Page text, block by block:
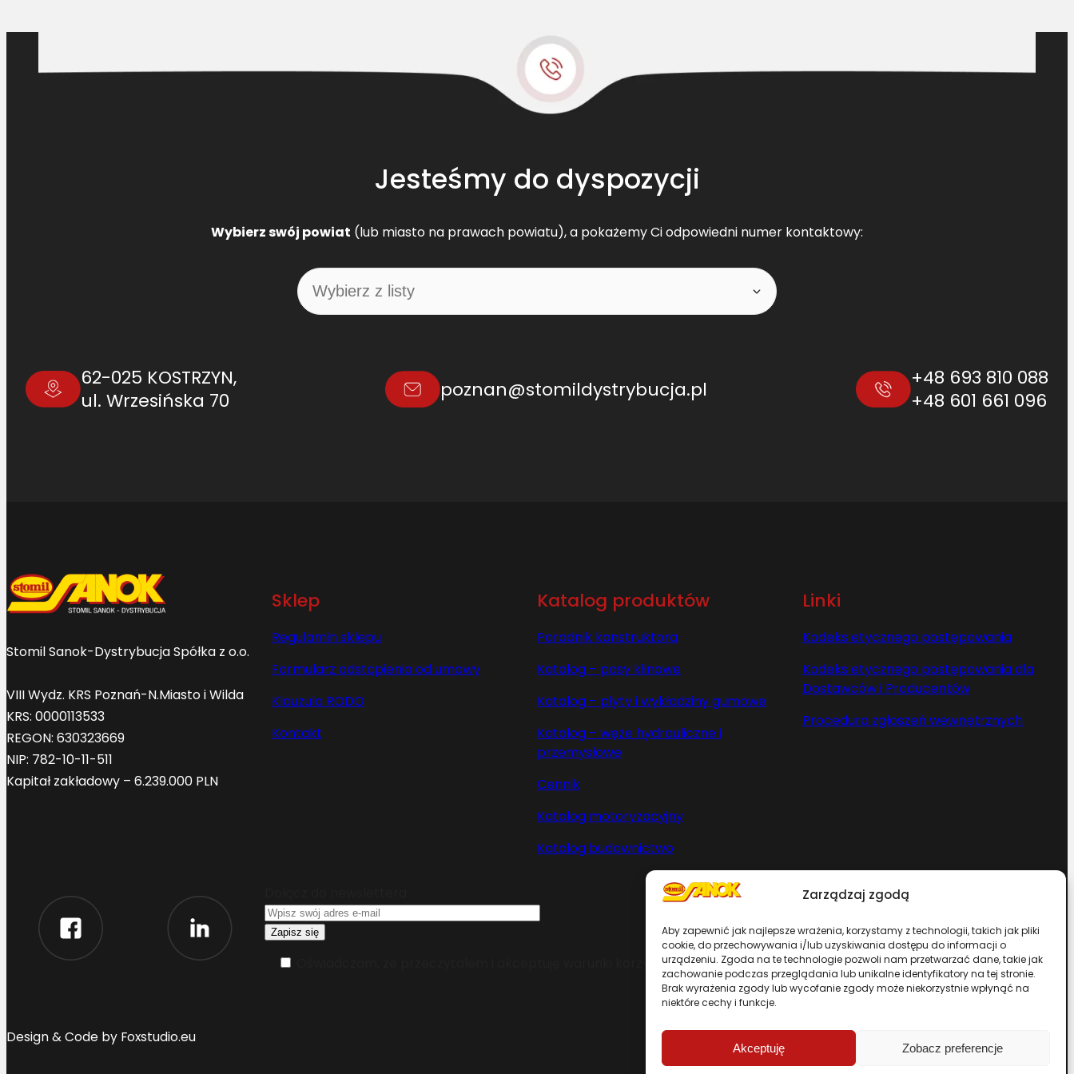
Zarządzaj zgodą
Aby zapewnić jak najlepsze wrażenia, korzystamy z technologii, takich jak pliki
cookie, do przechowywania i/lub uzyskiwania dostępu do informacji o
urządzeniu. Zgoda na te technologie pozwoli nam przetwarzać dane, takie jak
zachowanie podczas przeglądania lub unikalne identyfikatory na tej stronie.
Brak wyrażenia zgody lub wycofanie zgody może niekorzystnie wpłynąć na
niektóre cechy i funkcje.
Akceptuję Zobacz preferencje
a
n
y
L
5
0
Jesteśmy do dyspozycji
Wybierz swój powiat (lub miasto na prawach powiatu), a pokażemy Ci odpowiedni numer kontaktowy:
62-025 KOSTRZYN,
ul. Wrzesińska 70
poznan@stomildystrybucja.pl
+48 693 810 088
+48 601 661 096
Stomil Sanok-Dystrybucja Spółka z o.o.
VIII Wydz. KRS Poznań-N.Miasto i Wilda
KRS: 0000113533
REGON: 630323669
NIP: 782-10-11-511
Kapitał zakładowy – 6.239.000 PLN
Sklep
Regulamin sklepu
Formularz odstąpienia od umowy
Klauzula RODO
Kontakt
Katalog produktów
Poradnik konstruktora
Katalog – pasy klinowe
Katalog – płyty i wykładziny gumowe
Katalog – węże hydrauliczne i
przemysłowe
Cennik
Katalog motoryzacyjny
Katalog budownictwo
Linki
Kodeks etycznego postępowania
Kodeks etycznego postępowania dla
Dostawców i Producentów
Procedura zgłoszeń wewnętrznych
Oświadczam, że przeczytałem i akceptuję warunki korzystania z serwisu
Chcesz zostać dystrybutorem?
Design & Code by Foxstudio.eu Przewiń stronę do góry